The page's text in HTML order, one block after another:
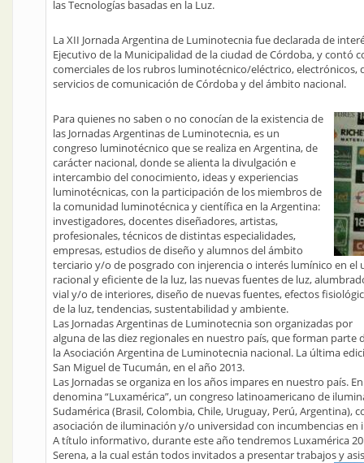
las Tecnologías basadas en la Luz.
La XII Jornada Argentina de Luminotecnia fue declarada de
Ejecutivo de la Municipalidad de la ciudad de Córdoba, y contó
comerciales de los rubros luminotécnico/eléctrico, electrónicos,
servicios de comunicación de Córdoba y del ámbito nacional.
Para quienes no saben o no conocían de la existencia de
las Jornadas Argentinas de Luminotecnia, es un
congreso luminotécnico que se realiza en Argentina, de
carácter nacional, donde se alienta la divulgación e
intercambio del conocimiento, ideas y experiencias
luminotécnicas, con la participación de los miembros de
la comunidad luminotécnica y científica en la Argentina:
investigadores, docentes diseñadores, artistas,
profesionales, técnicos de distintas especialidades,
empresas, estudios de diseño y alumnos del ámbito
terciario y/o de posgrado con injerencia o interés lumínico en el
racional y eficiente de la luz, las nuevas fuentes de luz,
vial y/o de interiores, diseño de nuevas fuentes, efectos
de la luz, tendencias, sustentabilidad y ambiente.
Las Jornadas Argentinas de Luminotecnia son organizadas por
alguna de las diez regionales en nuestro país, que forman parte
la Asociación Argentina de Luminotecnia nacional. La última
San Miguel de Tucumán, en el año 2013.
Las Jornadas se organiza en los años impares en nuestro país.
denomina “Luxamérica”, un congreso latinoamericano de
Sudamérica (Brasil, Colombia, Chile, Uruguay, Perú, Argentina),
asociación de iluminación y/o universidad con incumbencias
A título informativo, durante este año tendremos Luxamérica
Serena, a la cual están todos invitados a presentar trabajos y